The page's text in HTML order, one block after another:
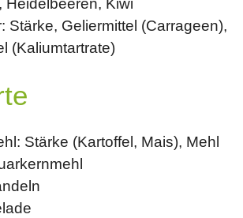
Heidelbeeren, Kiwi
Stärke, Geliermittel (Carrageen),
(Kaliumtartrate)
Stärke (Kartoffel, Mais), Mehl